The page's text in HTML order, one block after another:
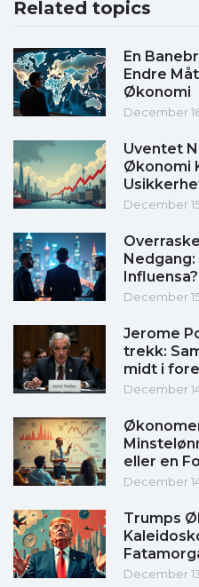
Related topics
En
Endre
Økonomi
December
Uventet
Økonomi
December
Influensa?
December
Jerome
trekk:
midt i
December
eller en
December
Trumps
December